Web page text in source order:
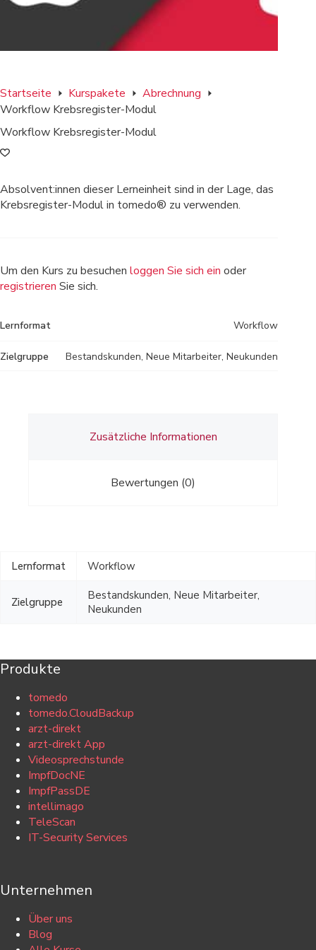
Startseite Kurspakete
Abrechnung
Workflow Krebsregister-Modul
Workflow Krebsregister-Modul
Absolvent:innen dieser Lerneinheit sind in der Lage, das
Krebsregister-Modul in tomedo® zu verwenden.
Um den Kurs zu besuchen loggen Sie sich ein oder
registrieren Sie sich.
Lernformat Workflow
Zielgruppe Bestandskunden, Neue Mitarbeiter, Neukunden
Zusätzliche Informationen
Bewertungen (0)
Lernformat Workflow
Zielgruppe
Bestandskunden, Neue Mitarbeiter,
Neukunden
Produkte
tomedo
tomedo.CloudBackup
arzt-direkt
arzt-direkt App
Videosprechstunde
ImpfDocNE
ImpfPassDE
intellimago
TeleScan
IT-Security Services
Unternehmen
Über uns
Blog